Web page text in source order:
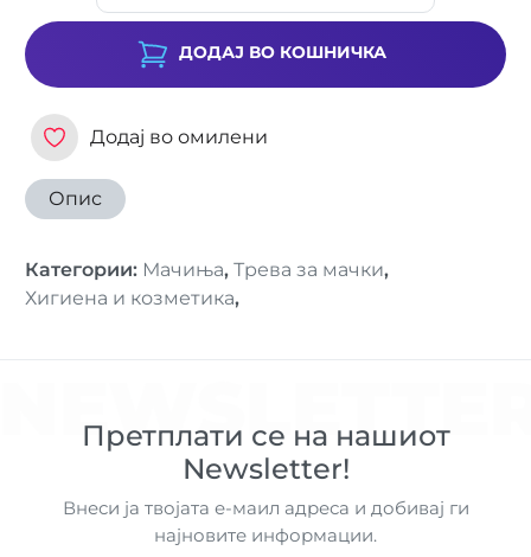
ДОДАЈ ВО КОШНИЧКА
Додај во омилени
Опис
Категории: Мачиња, Трева за мачки,
Хигиена и козметика,
Претплати се на нашиот
Newsletter!
Внеси ја твојата е-маил адреса и добивај ги
најновите информации.